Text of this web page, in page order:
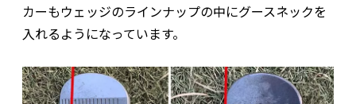
カーもウェッジのラインナップの中にグースネックを
入れるようになっています。